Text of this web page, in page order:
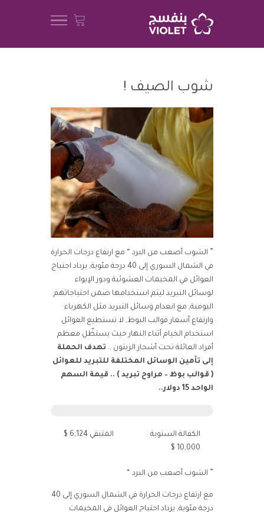
شوب الصيف !
” الشوب أصعب من البرد “ مع ارتفاع درجات الحرارة
في الشمال السوري إلى 40 درجة مئوية, يزداد احتياج
العوائل في المخيمات العشوئية ودور الإيواء
لوسائل التبريد ليتم استخدامها ضمن احتياجاتهم
اليومية, مع انعدام وسائل التبريد مثل الكهرباء
وارتفاع أسعار قوالب البوظ, لا تستطيع العوائل
استخدام الخيام أثناء النهار حيث يستظّل معظم
أفراد العائلة تحت أشجار الزيتون .. تهدف الحملة
إلى تأمين الوسائل المختلفة للتبريد للعوائل
( قوالب بوظ – مراوح تبريد ) .. قيمة السهم
الواحد 15 دولار..
الكفالة السنوية
10,000 $
المتبقي 6,124 $
” الشوب أصعب من البرد “
مع ارتفاع درجات الحرارة في الشمال السوري إلى 40
درجة مئوية, يزداد احتياج العوائل في المخيمات